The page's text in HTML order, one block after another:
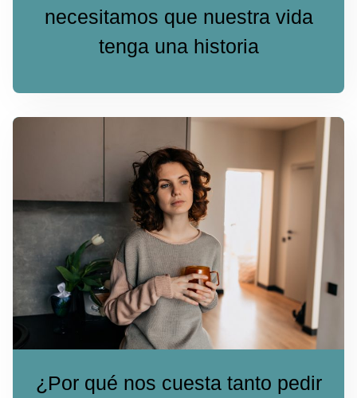
necesitamos que nuestra vida
tenga una historia
¿Por qué nos cuesta tanto pedir